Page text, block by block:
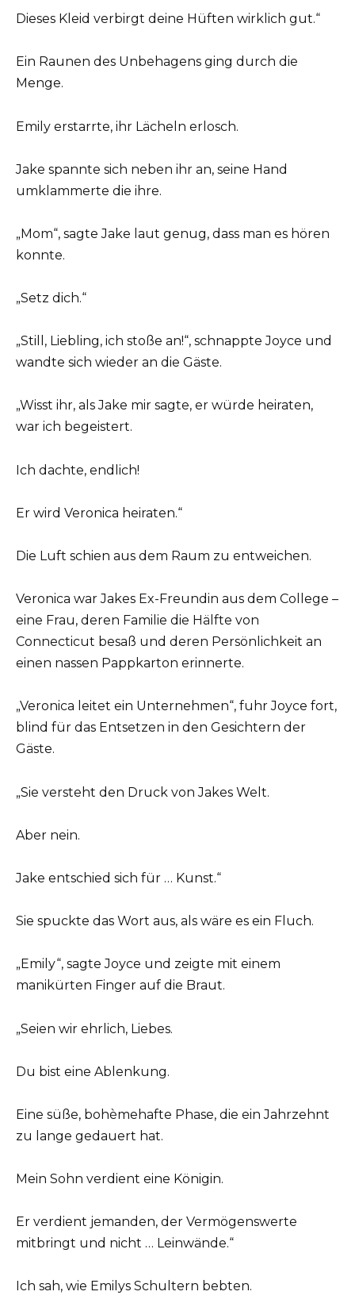
Dieses Kleid verbirgt deine Hüften wirklich gut.“
Ein Raunen des Unbehagens ging durch die
Menge.
Emily erstarrte, ihr Lächeln erlosch.
Jake spannte sich neben ihr an, seine Hand
umklammerte die ihre.
„Mom“, sagte Jake laut genug, dass man es hören
konnte.
„Setz dich.“
„Still, Liebling, ich stoße an!“, schnappte Joyce und
wandte sich wieder an die Gäste.
„Wisst ihr, als Jake mir sagte, er würde heiraten,
war ich begeistert.
Ich dachte, endlich!
Er wird Veronica heiraten.“
Die Luft schien aus dem Raum zu entweichen.
Veronica war Jakes Ex-Freundin aus dem College –
eine Frau, deren Familie die Hälfte von
Connecticut besaß und deren Persönlichkeit an
einen nassen Pappkarton erinnerte.
„Veronica leitet ein Unternehmen“, fuhr Joyce fort,
blind für das Entsetzen in den Gesichtern der
Gäste.
„Sie versteht den Druck von Jakes Welt.
Aber nein.
Jake entschied sich für … Kunst.“
Sie spuckte das Wort aus, als wäre es ein Fluch.
„Emily“, sagte Joyce und zeigte mit einem
manikürten Finger auf die Braut.
„Seien wir ehrlich, Liebes.
Du bist eine Ablenkung.
Eine süße, bohèmehafte Phase, die ein Jahrzehnt
zu lange gedauert hat.
Mein Sohn verdient eine Königin.
Er verdient jemanden, der Vermögenswerte
mitbringt und nicht … Leinwände.“
Ich sah, wie Emilys Schultern bebten.